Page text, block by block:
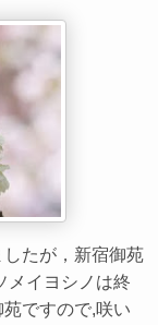
たが，新宿御苑
メイヨシノは終
ですので,咲い